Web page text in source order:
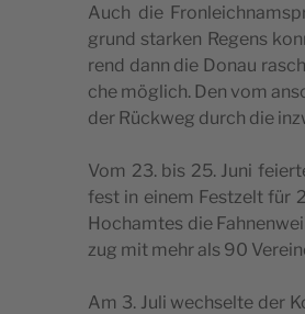
Auch die
grund star­ken Regens
rend dann die Donau
che mög­lich. Den vom
der Rück­weg durch die
Vom 23. bis 25. Juni
fest in einem Fest­zelt für
Hoch­am­tes die
zug mit mehr als 90
Am 3. Juli wech­sel­te der